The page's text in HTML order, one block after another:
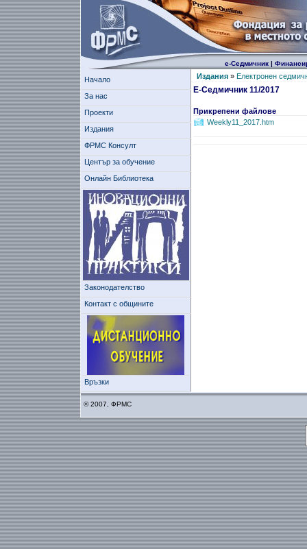
е-Седмичник|
Начало
За нас
Проекти
Издания
ФРМС Консулт
Център за обучение
Онлайн Библиотека
Законодателство
Контакт с общините
Връзки
Издания» Електронен
Е-Седмичник 11/2017
Прикрепени файлове
Weekly11_2017.htm
© 2007, ФРМС